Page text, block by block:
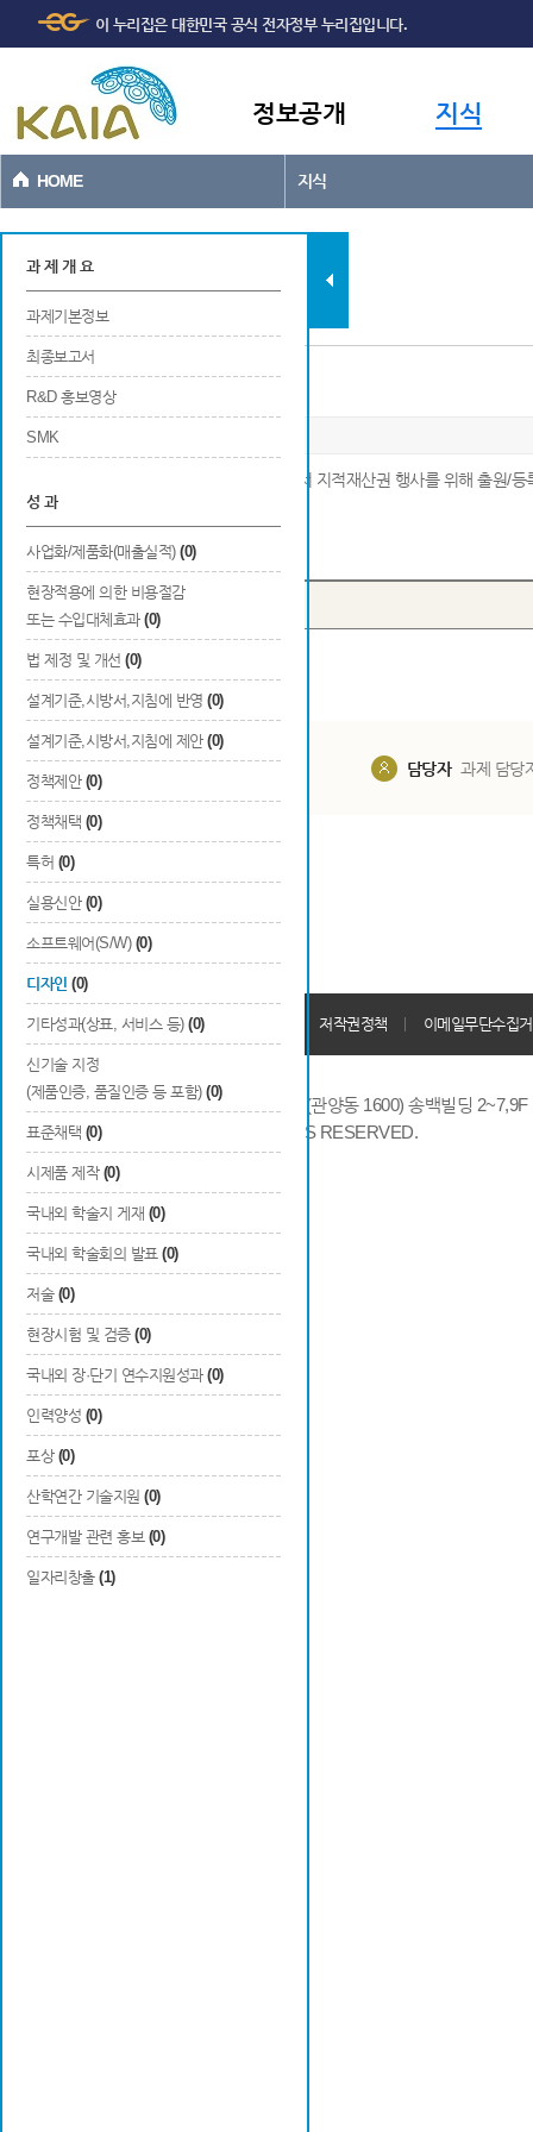
본문바로가기
이 누리집은 대한민국 공식 전자정부 누리집입니다.
정보공개 지식
HOME 지식
과제현황
과 제 개 요
과제기본정보
최종보고서
R&D 홍보영상
SMK
성 과
사업화/제품화(매출실적) (0)
현장적용에 의한 비용절감
또는 수입대체효과 (0)
법 제정 및 개선 (0)
설계기준,시방서,지침에 반영 (0)
설계기준,시방서,지침에 제안 (0)
정책제안 (0)
정책채택 (0)
특허 (0)
실용신안 (0)
소프트웨어(S/W) (0)
디자인 (0)
기타성과(상표, 서비스 등) (0)
신기술 지정
(제품인증, 품질인증 등 포함) (0)
표준채택 (0)
시제품 제작 (0)
국내외 학술지 게재 (0)
국내외 학술회의 발표 (0)
저술 (0)
현장시험 및 검증 (0)
국내외 장·단기 연수지원성과 (0)
인력양성 (0)
포상 (0)
산학연간 기술지원 (0)
연구개발 관련 홍보 (0)
일자리창출 (1)
디자인
※ 해당 연구개발 결과에 대해 국내 및 국외에서 지적재산권 행사를 위해 출원/등
Total0건
번호 출원국
담당자 과제 담당
개인정보처리방침 회원가입약관 저작권정책 이메일무단수집
14066 경기도 안양시 동안구 시민대로 286 (관양동 1600) 송백빌딩
COPYRIGHTS © 2014 KAIA, ALL RIGHTS RESERVED.